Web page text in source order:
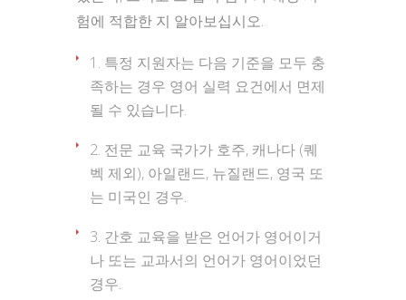
험에 적합한 지 알아보십시오.
특정 지원자는 다음 기준을 모두 충
족하는 경우 영어 실력 요건에서 면제
될 수 있습니다.
전문 교육 국가가 호주, 캐나다 (퀘
벡 제외), 아일랜드, 뉴질랜드, 영국 또
는 미국인 경우.
간호 교육을 받은 언어가 영어이거
나 또는 교과서의 언어가 영어이었던
경우.